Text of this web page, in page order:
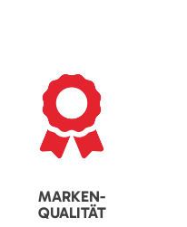
MARKEN-
QUALITÄT